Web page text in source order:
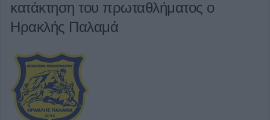
κατάκτηση του πρωταθλήματος ο
Ηρακλής Παλαμά